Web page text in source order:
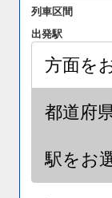
列車区間
出発駅